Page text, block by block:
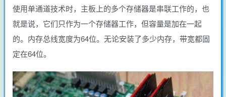
使用单通道技术时，主板上的多个存储器是串联工作的，也
就是说，它们只作为一个存储器工作，但容量是加在一起
的。内存总线宽度为64位。无论安装了多少内存，带宽都固
定在64位。